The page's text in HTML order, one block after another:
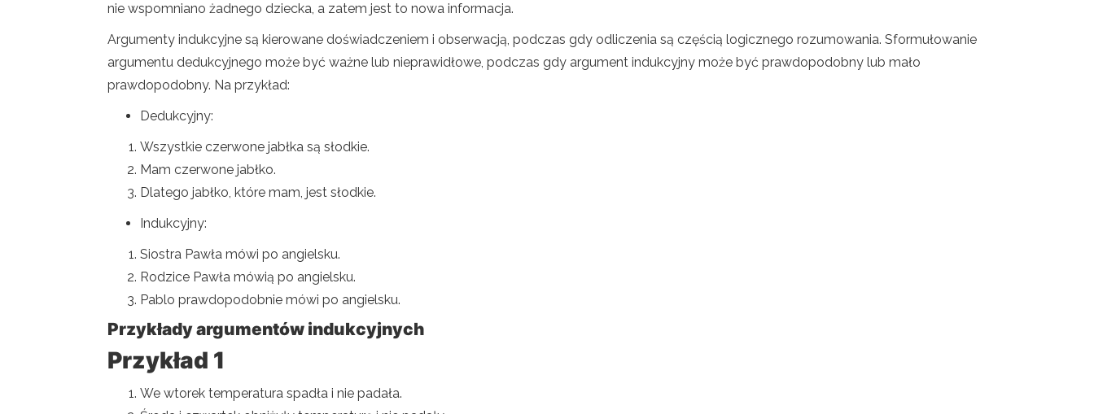
nie wspomniano żadnego dziecka, a zatem jest to nowa informacja.
Argumenty indukcyjne są kierowane doświadczeniem i obserwacją, podczas gdy odliczenia są częścią logicznego rozumowania. Sformułowanie
argumentu dedukcyjnego może być ważne lub nieprawidłowe, podczas gdy argument indukcyjny może być prawdopodobny lub mało
prawdopodobny. Na przykład:
Dedukcyjny:
Wszystkie czerwone jabłka są słodkie.
Mam czerwone jabłko.
Dlatego jabłko, które mam, jest słodkie.
Indukcyjny:
Siostra Pawła mówi po angielsku.
Rodzice Pawła mówią po angielsku.
Pablo prawdopodobnie mówi po angielsku.
Przykłady argumentów indukcyjnych
Przykład 1
We wtorek temperatura spadła i nie padała.